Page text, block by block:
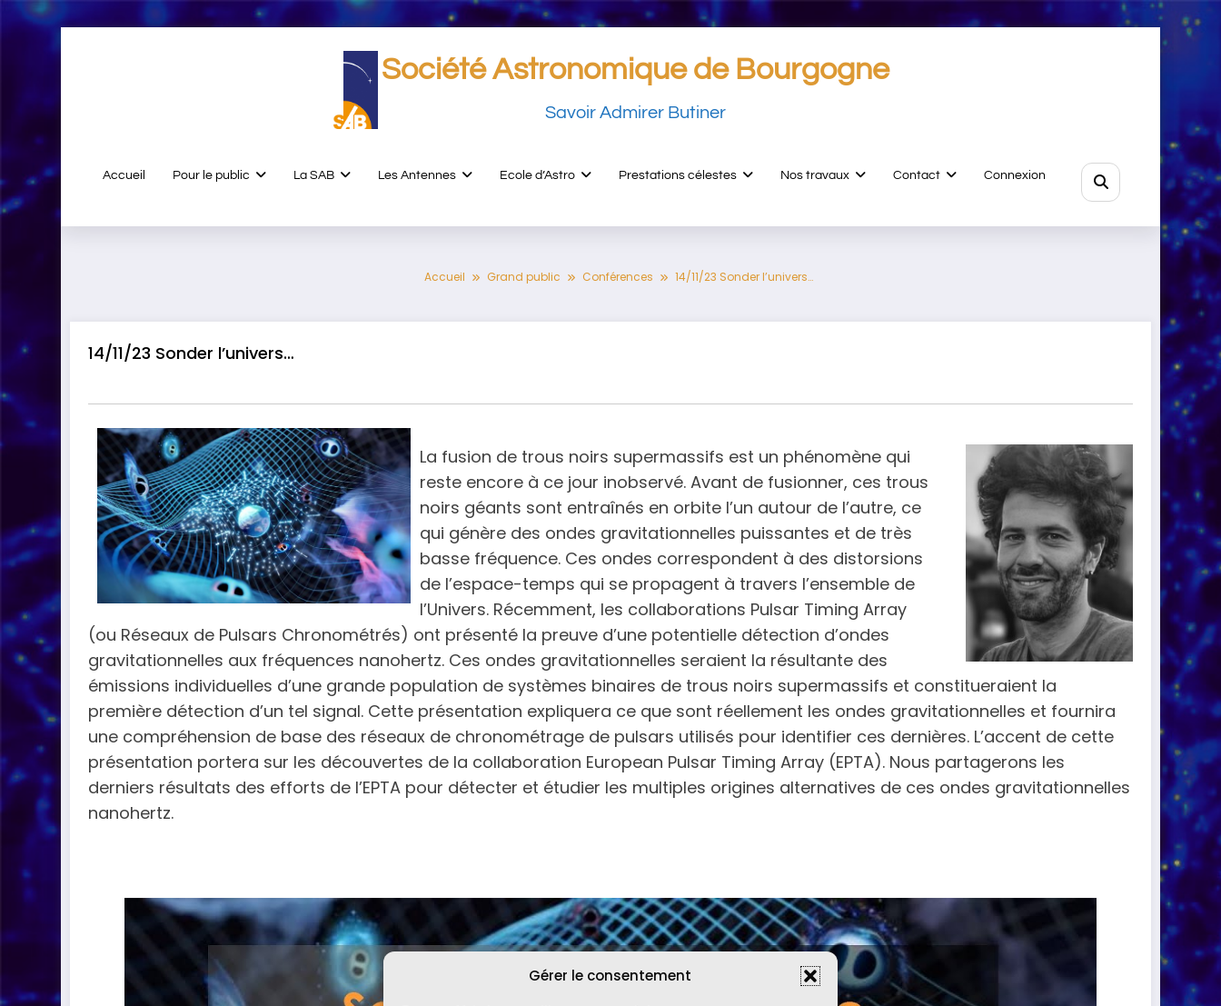
Gérer le consentement
Société Astronomique de Bourgogne
Savoir Admirer Butiner
Accueil Pour le public La SAB Les Antennes Ecole d’Astro Prestations célestes Nos travaux Contact Connexion
Accueil Grand public Conférences 14/11/23 Sonder l’univers…
14/11/23 Sonder l’univers…
La fusion de trous noirs supermassifs est un phénomène qui
reste encore à ce jour inobservé. Avant de fusionner, ces trous
noirs géants sont entraînés en orbite l’un autour de l’autre, ce
qui génère des ondes gravitationnelles puissantes et de très
basse fréquence. Ces ondes correspondent à des distorsions
de l’espace-temps qui se propagent à travers l’ensemble de
l’Univers. Récemment, les collaborations Pulsar Timing Array
(ou Réseaux de Pulsars Chronométrés) ont présenté la preuve d’une potentielle détection d’ondes
gravitationnelles aux fréquences nanohertz. Ces ondes gravitationnelles seraient la résultante des
émissions individuelles d’une grande population de systèmes binaires de trous noirs supermassifs et constitueraient la
première détection d’un tel signal. Cette présentation expliquera ce que sont réellement les ondes gravitationnelles et fournira
une compréhension de base des réseaux de chronométrage de pulsars utilisés pour identifier ces dernières. L’accent de cette
présentation portera sur les découvertes de la collaboration European Pulsar Timing Array (EPTA). Nous partagerons les
derniers résultats des efforts de l’EPTA pour détecter et étudier les multiples origines alternatives de ces ondes gravitationnelles
nanohertz.